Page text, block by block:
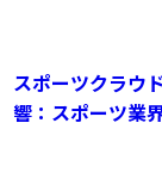
スポーツクラウ
響：スポーツ業